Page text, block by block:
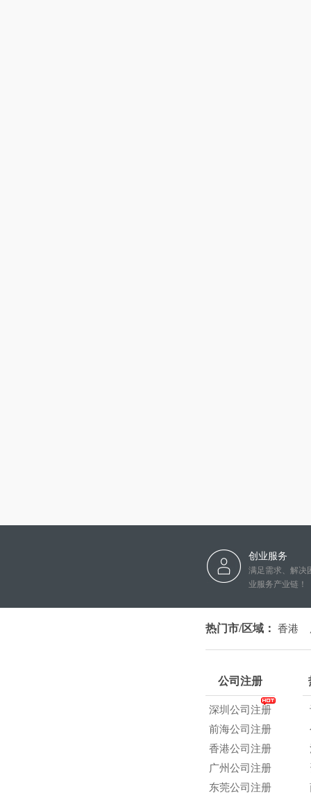
创业服务
满足需求、解决
业服务产业链！
热门市/区域： 香港
公司注册
深圳公司注册
前海公司注册
香港公司注册
广州公司注册
东莞公司注册